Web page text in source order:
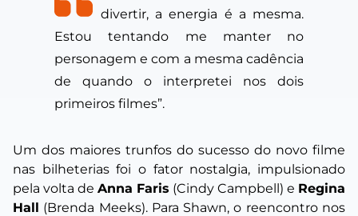
divertir, a energia é a mesma.
Estou tentando me manter no
personagem e com a mesma cadência
de quando o interpretei nos dois
primeiros filmes”.
Um dos maiores trunfos do sucesso do novo filme
nas bilheterias foi o fator nostalgia, impulsionado
pela volta de Anna Faris (Cindy Campbell) e Regina
Hall (Brenda Meeks). Para Shawn, o reencontro nos